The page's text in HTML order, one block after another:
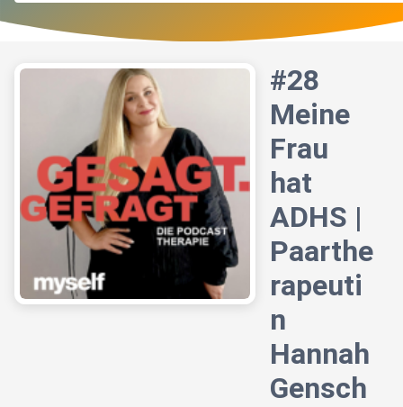
#28
Meine
Frau
hat
ADHS |
Paarthe
rapeuti
n
Hannah
Gensch